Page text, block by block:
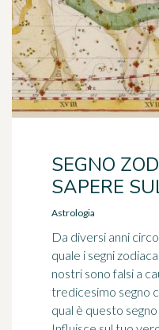
SEGNO
SAPERE
Astrologia
Da diversi anni
quale i segni
nostri sono falsi a
tredicesimo segno
qual è questo